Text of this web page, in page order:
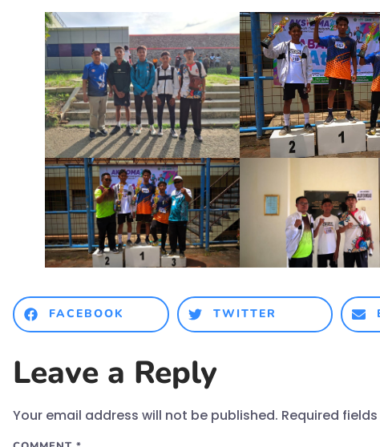
FACEBOOK TWITTER
Leave a Reply
Your email address will not be published. Required